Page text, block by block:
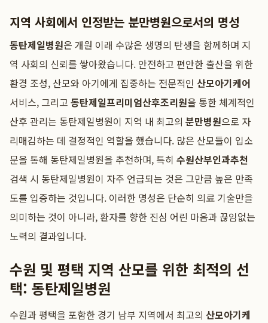
지역 사회에서 인정받는 분만병원으로서의 명성
동탄제일병원은 개원 이래 수많은 생명의 탄생을 함께하며 지
역 사회의 신뢰를 쌓아왔습니다. 안전하고 편안한 출산을 위한
환경 조성, 산모와 아기에게 집중하는 전문적인 산모아기케어
서비스, 그리고 동탄제일프리미엄산후조리원을 통한 체계적인
산후 관리는 동탄제일병원이 지역 내 최고의 분만병원으로 자
리매김하는 데 결정적인 역할을 했습니다. 많은 산모들이 입소
문을 통해 동탄제일병원을 추천하며, 특히 수원산부인과추천
검색 시 동탄제일병원이 자주 언급되는 것은 그만큼 높은 만족
도를 입증하는 것입니다. 이러한 명성은 단순히 의료 기술만을
의미하는 것이 아니라, 환자를 향한 진심 어린 마음과 끊임없는
노력의 결과입니다.
수원 및 평택 지역 산모를 위한 최적의 선
택: 동탄제일병원
수원과 평택을 포함한 경기 남부 지역에서 최고의 산모아기케